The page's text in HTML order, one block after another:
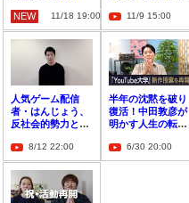
NEW 11/18 19:00 11/9 15:00
人気ゲーム配信
者・はんじょう、
反社会的勢力との
動再開を報告
8/12 22:00
半年の沈黙を破り
復活！中田敦彦が
明かす人生の転換
6/30 20:00